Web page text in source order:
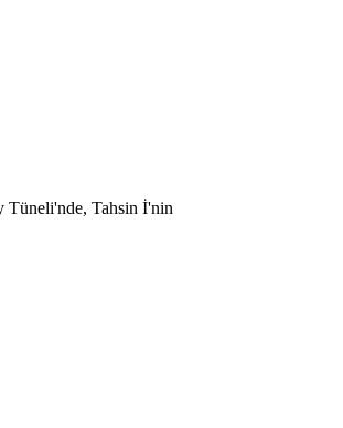
Tüneli'nde, Tahsin İ'nin